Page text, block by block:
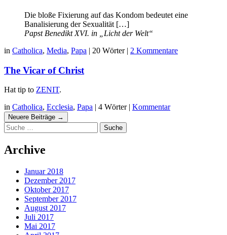
Die bloße Fixierung auf das Kondom bedeutet eine
Banalisierung der Sexualität […]
Papst Benedikt XVI. in „Licht der Welt“
in Catholica, Media, Papa | 20 Wörter | 2 Kommentare
The Vicar of Christ
Hat tip to ZENIT.
in Catholica, Ecclesia, Papa | 4 Wörter | Kommentar
Navigation
Beiträgen
Neuere Beiträge →
Suche
Archive
Januar 2018
Dezember 2017
Oktober 2017
September 2017
August 2017
Juli 2017
Mai 2017